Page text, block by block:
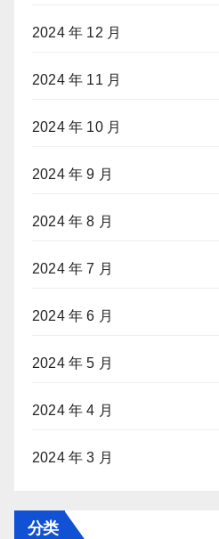
2024 年 12 月
2024 年 11 月
2024 年 10 月
2024 年 9 月
2024 年 8 月
2024 年 7 月
2024 年 6 月
2024 年 5 月
2024 年 4 月
2024 年 3 月
分类